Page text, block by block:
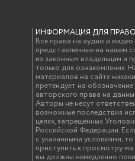
ИНФОРМАЦИЯ ДЛЯ
Все права на аудио и
представленные на нашем
их законным владельцам и
только для ознакомления.
материалов на сайте
претендует на
авторского права на
Авторы не несут
возможные последствия
целях, запрещенных
Российской Федерации.
с указанными условиями,
приступить к просмотру
вы должны немедленно